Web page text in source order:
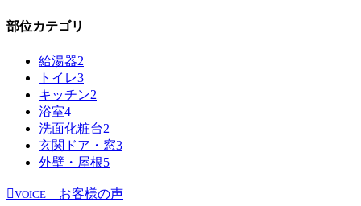
部位カテゴリ
給湯器2
トイレ3
キッチン2
浴室4
洗面化粧台2
玄関ドア・窓3
外壁・屋根5
VOICE お客様の声